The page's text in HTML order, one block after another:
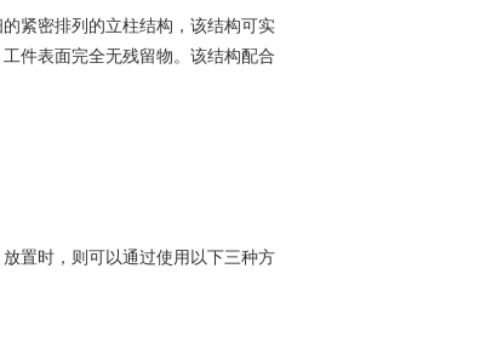
紧密排列的立柱结构，该结构可实
件表面完全无残留物。该结构配合
置时，则可以通过使用以下三种方